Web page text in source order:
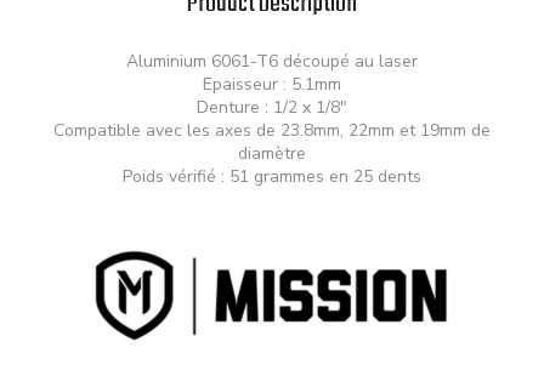
Aluminium 6061-T6 découpé au laser
Epaisseur : 5.1mm
Denture : 1/2 x 1/8″
Compatible avec les axes de 23.8mm, 22mm et 19mm de
diamètre
Poids vérifié : 51 grammes en 25 dents